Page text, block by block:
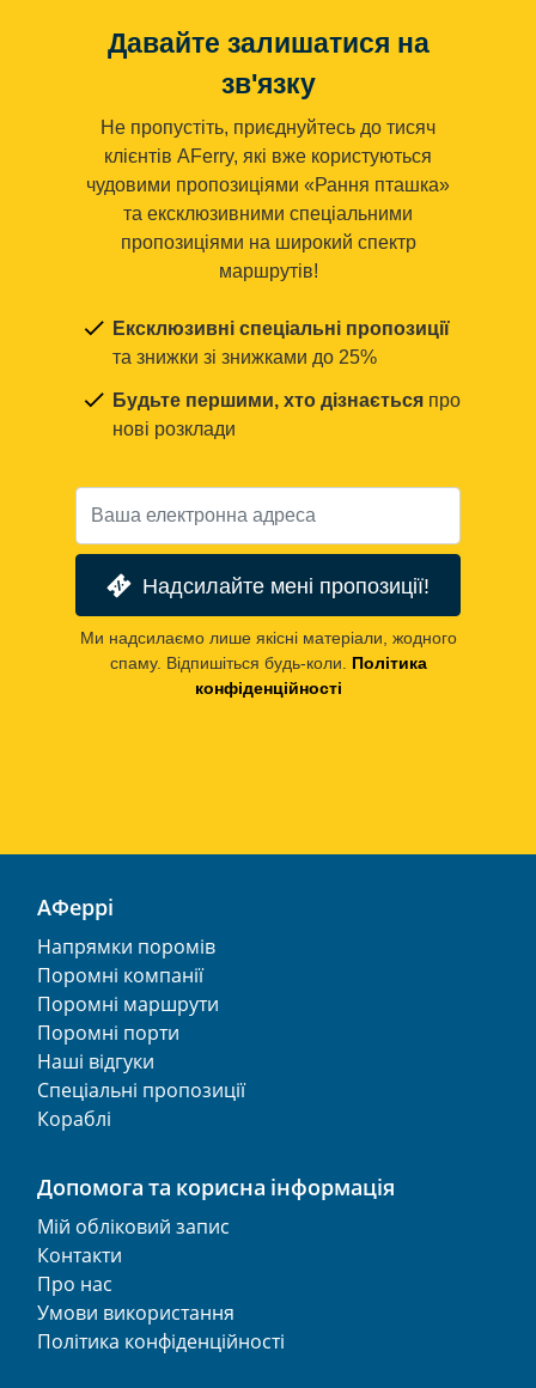
Давайте залишатися на
зв'язку
Не пропустіть, приєднуйтесь до тисяч
клієнтів AFerry, які вже користуються
чудовими пропозиціями «Рання пташка»
та ексклюзивними спеціальними
пропозиціями на широкий спектр
маршрутів!
Ексклюзивні спеціальні пропозиції
та знижки зі знижками до 25%
Будьте першими, хто дізнається про
нові розклади
Надсилайте мені пропозиції!
Ми надсилаємо лише якісні матеріали, жодного
спаму. Відпишіться будь-коли.
Політика
конфіденційності
АФеррі
Напрямки поромів
Поромні компанії
Поромні маршрути
Поромні порти
Наші відгуки
Спеціальні пропозиції
Кораблі
Допомога та корисна інформація
Мій обліковий запис
Контакти
Про нас
Умови використання
Політика конфіденційності